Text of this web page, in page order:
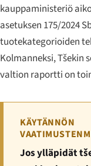
kauppaministeriö
asetuksen 175/2024
tuotekategorioiden
Kolmanneksi, Tšekin
valtion raportti on
KÄYTÄNNÖN
Jos ylläpidät